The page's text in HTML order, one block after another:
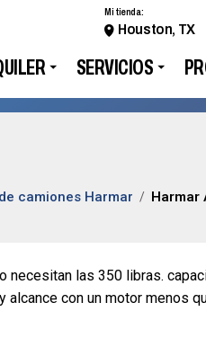
SERVICIOS
Mi tienda:
Houston, TX
camiones Harmar Harmar
necesitan las 350 libras.
con un motor menos